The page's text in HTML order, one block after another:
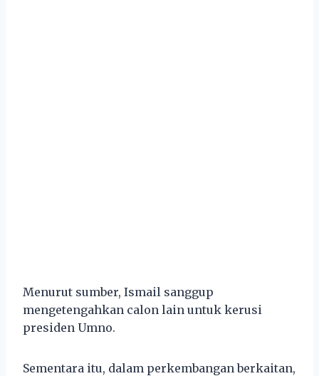
Menurut sumber, Ismail sanggup
mengetengahkan calon lain untuk kerusi
presiden Umno.
Sementara itu, dalam perkembangan berkaitan,